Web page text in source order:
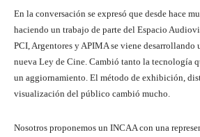
En la conversación se expresó que desde hace
haciendo un trabajo de parte del Espacio
PCI, Argentores y APIMA se viene desarrollando
nueva Ley de Cine. Cambió tanto la tecnología
un aggiornamiento. El método de exhibición,
visualización del público cambió mucho.
Nosotros proponemos un INCAA con una